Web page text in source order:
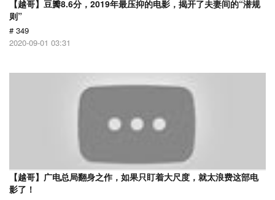
【越哥】豆瓣8.6分，2019年最压抑的电影，揭开了夫妻间的“潜规
则”
# 349
2020-09-01 03:31
【越哥】广电总局翻身之作，如果只盯着大尺度，就太浪费这部电
影了！